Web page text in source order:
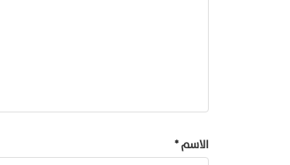
الاسم*